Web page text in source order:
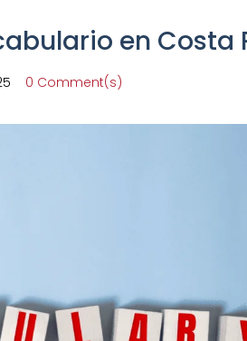
en Costa
0 Comment(s)